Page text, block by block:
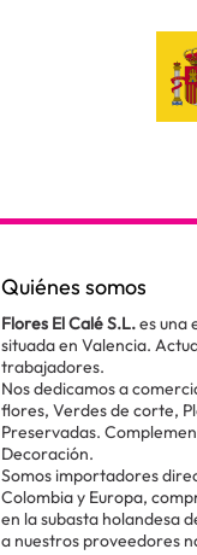
Quiénes somos
Flores El Calé S.L.es una
situada en Valencia.
trabajadores.
Nos dedicamos a
flores, Verdes de corte,
Preservadas.
Decoración.
Somos importadores
Colombia y Europa,
en la subasta holandesa
a nuestros proveedores